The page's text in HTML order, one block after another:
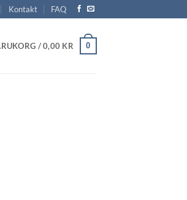
Kontakt FAQ
/0,00 KR 0